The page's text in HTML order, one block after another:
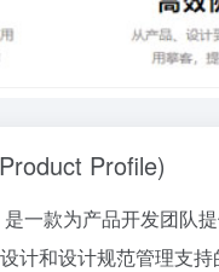
Profile)
一款为产品开发团队
计和设计规范管理支持